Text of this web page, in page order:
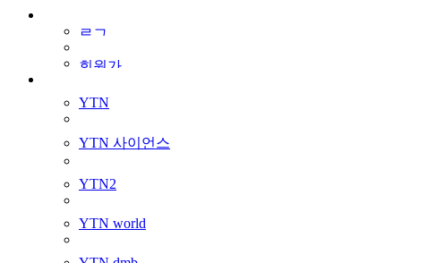
YTN
YTN 사이언스
YTN2
YTN world